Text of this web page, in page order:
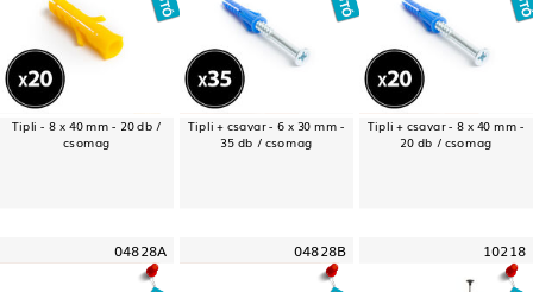
Tipli - 8 x 40 mm - 20 db /
csomag
Tipli + csavar - 6 x 30 mm -
35 db / csomag
Tipli + csavar - 8 x 40 mm -
20 db / csomag
04828A 04828B 10218